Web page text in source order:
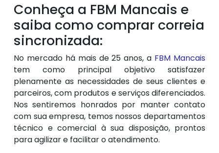
Conheça a FBM Mancais e
saiba como comprar correia
sincronizada:
No mercado há mais de 25 anos, a FBM Mancais
tem como principal objetivo satisfazer
plenamente as necessidades de seus clientes e
parceiros, com produtos e serviços diferenciados.
Nos sentiremos honrados por manter contato
com sua empresa, temos nossos departamentos
técnico e comercial à sua disposição, prontos
para agilizar e facilitar o atendimento.